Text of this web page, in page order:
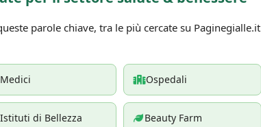
parole chiave, tra le più cercate su Paginegialle.it
Medici Ospedali
Istituti di Bellezza Beauty Farm